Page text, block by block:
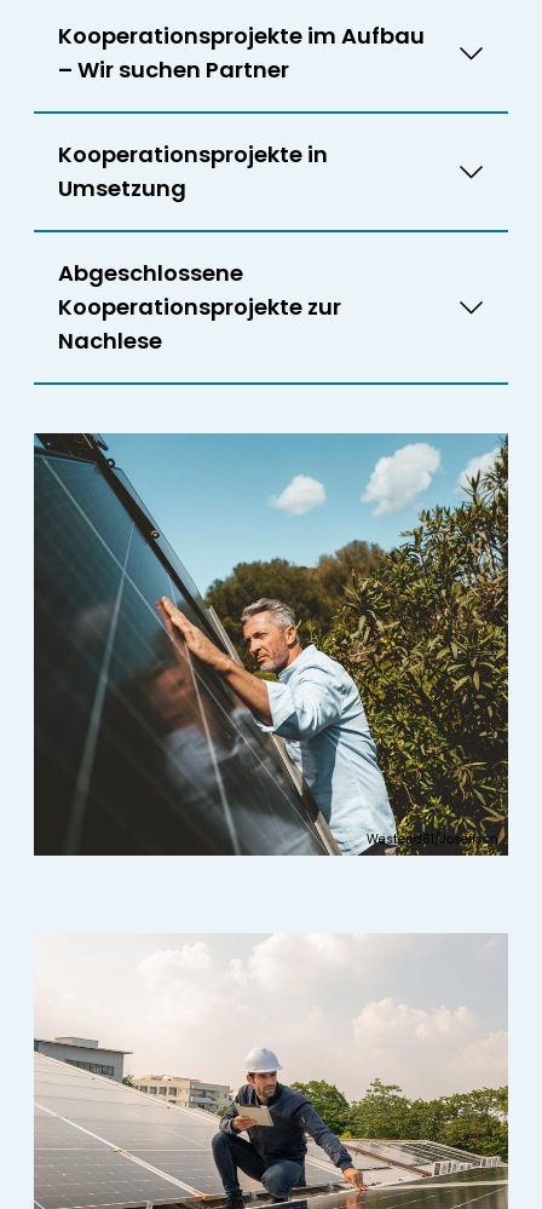
Kooperationsprojekte im Aufbau
– Wir suchen Partner
Kooperationsprojekte in
Umsetzung
Abgeschlossene
Kooperationsprojekte zur
Nachlese
Westend61/Joseffson